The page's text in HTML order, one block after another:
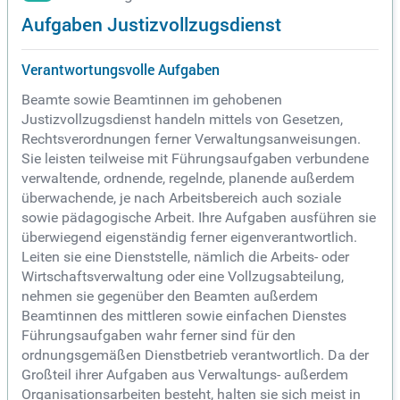
Aufgaben Justizvollzugsdienst
Verantwortungsvolle Aufgaben
Beamte sowie Beamtinnen im gehobenen
Justizvollzugsdienst handeln mittels von Gesetzen,
Rechtsverordnungen ferner Verwaltungsanweisungen.
Sie leisten teilweise mit Führungsaufgaben verbundene
verwaltende, ordnende, regelnde, planende außerdem
überwachende, je nach Arbeitsbereich auch soziale
sowie pädagogische Arbeit. Ihre Aufgaben ausführen sie
überwiegend eigenständig ferner eigenverantwortlich.
Leiten sie eine Dienststelle, nämlich die Arbeits- oder
Wirtschaftsverwaltung oder eine Vollzugsabteilung,
nehmen sie gegenüber den Beamten außerdem
Beamtinnen des mittleren sowie einfachen Dienstes
Führungsaufgaben wahr ferner sind für den
ordnungsgemäßen Dienstbetrieb verantwortlich. Da der
Großteil ihrer Aufgaben aus Verwaltungs- außerdem
Organisationsarbeiten besteht, halten sie sich meist in